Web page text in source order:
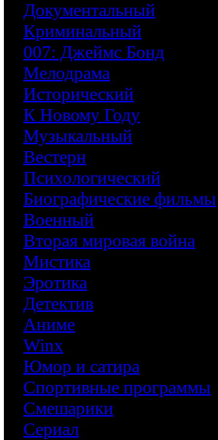
Документальный
Криминальный
007: Джеймс Бонд
Мелодрама
Исторический
К Новому Году
Музыкальный
Вестерн
Психологический
Биографические фильмы
Военный
Вторая мировая война
Мистика
Эротика
Детектив
Аниме
Winx
Юмор и сатира
Спортивные программы
Смешарики
Сериал